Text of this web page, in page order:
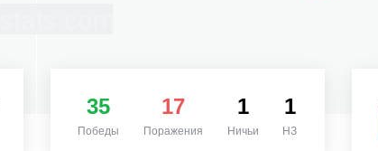
35
Победы
17
Поражения
1
Ничьи
1
НЗ